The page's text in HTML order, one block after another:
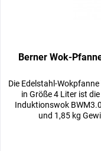
Berner Wok-
Die Edelstahl-
in Größe 4 Liter ist
Induktionswok
und 1,85 kg